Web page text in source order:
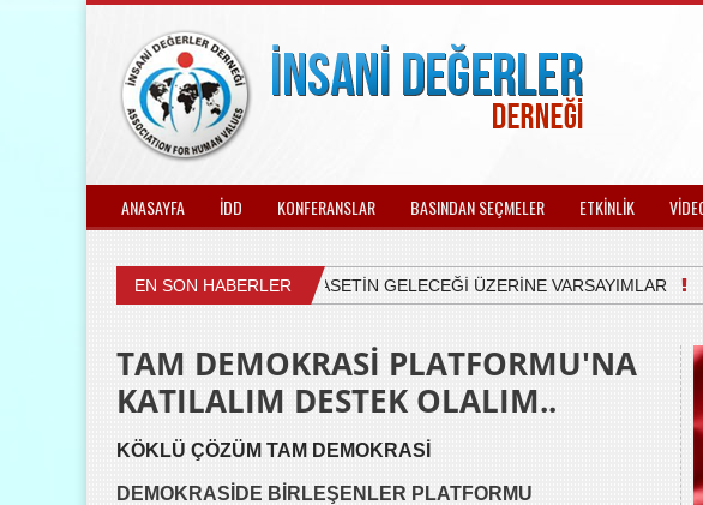
ANASAYFA İDD KONFERANSLAR BASINDAN SEÇMELER ETKİNLİK
EN SON HABERLER
ÜLKEMİZDEKİ SİYASETİN GELECEĞİ ÜZERİNE VARSAYIMLAR
TAM DEMOKRASİ PLATFORMU'NA
KATILALIM DESTEK OLALIM..
KÖKLÜ ÇÖZÜM TAM DEMOKRASİ
DEMOKRASİDE BİRLEŞENLER PLATFORMU